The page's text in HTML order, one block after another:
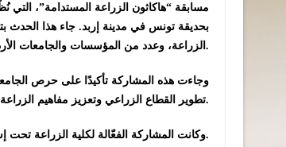
بحديقة تونس في مدينة إربد. جاء هذا الحدث
الزراعة، وعدد من المؤسسات والجامعات الأردنية.
وجاءت هذه المشاركة تأكيدًا على حرص
تطوير القطاع الزراعي وتعزيز مفاهيم الزراعة الذكية.
وكانت المشاركة الفعّالة لكلية الزراعة تحت إشراف المهندسة مرام العزام، حيث تم التنسيق والمتابعة الدقيقة للأنشطة المتعلقة بالمسابقة.